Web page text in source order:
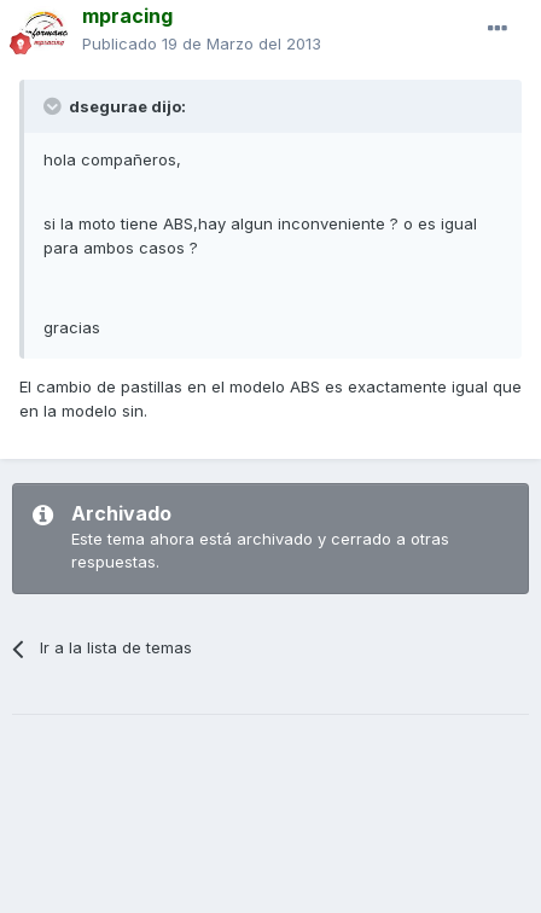
mpracing
Publicado 19 de Marzo del 2013
dsegurae dijo:
hola compañeros,
si la moto tiene ABS,hay algun inconveniente ? o es igual
para ambos casos ?
gracias
El cambio de pastillas en el modelo ABS es exactamente igual que
en la modelo sin.
Archivado
Este tema ahora está archivado y cerrado a otras
respuestas.
Ir a la lista de temas